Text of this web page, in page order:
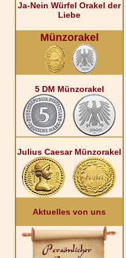
Ja-Nein Würfel Orakel der
Liebe
Münzorakel
5 DM Münzorakel
Julius Caesar Münzorakel
Aktuelles von uns